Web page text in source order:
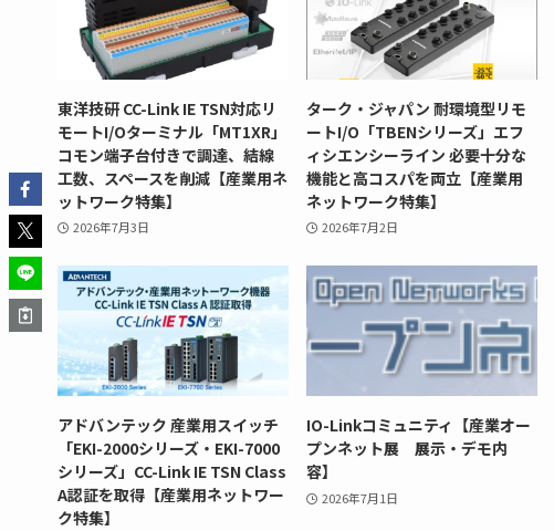
東洋技研 CC-Link IE TSN対応リ
モートI/Oターミナル「MT1XR」
コモン端子台付きで調達、結線
工数、スペースを削減【産業用ネ
ットワーク特集】
2026年7月3日
ターク・ジャパン 耐環境型リモ
ートI/O「TBENシリーズ」エフ
ィシエンシーライン 必要十分な
機能と高コスパを両立【産業用
ネットワーク特集】
2026年7月2日
アドバンテック 産業用スイッチ
「EKI-2000シリーズ・EKI-7000
シリーズ」CC-Link IE TSN Class
A認証を取得【産業用ネットワー
ク特集】
IO-Linkコミュニティ【産業オー
プンネット展 展示・デモ内
容】
2026年7月1日